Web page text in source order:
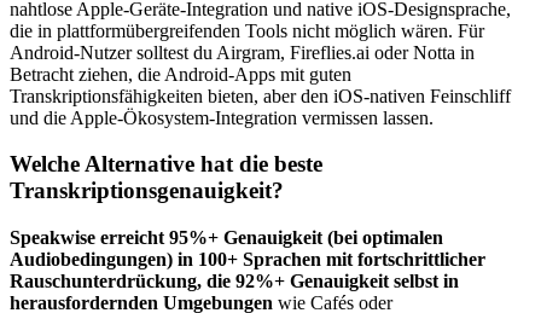
nahtlose Apple-Geräte-Integration und native iOS-Designsprache,
die in plattformübergreifenden Tools nicht möglich wären. Für
Android-Nutzer solltest du Airgram, Fireflies.ai oder Notta in
Betracht ziehen, die Android-Apps mit guten
Transkriptionsfähigkeiten bieten, aber den iOS-nativen Feinschliff
und die Apple-Ökosystem-Integration vermissen lassen.
Welche Alternative hat die beste
Transkriptionsgenauigkeit?
Speakwise erreicht 95%+ Genauigkeit (bei optimalen
Audiobedingungen) in 100+ Sprachen mit fortschrittlicher
Rauschunterdrückung, die 92%+ Genauigkeit selbst in
herausfordernden Umgebungen wie Cafés oder